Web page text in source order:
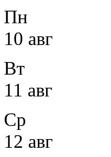
Пн
10 авг
Вт
11 авг
Ср
12 авг